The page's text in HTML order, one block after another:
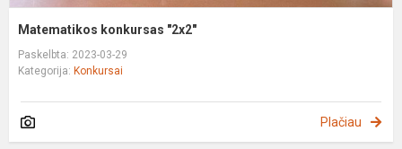
Matematikos konkursas "2x2"
Paskelbta: 2023-03-29
Kategorija: Konkursai
Plačiau